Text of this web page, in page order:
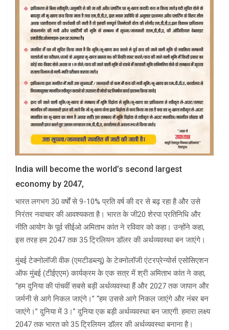
India will become the world’s second largest
economy by 2047,
भारत लगभग 30 वर्षों से 9-10% प्रति वर्ष की दर से बढ़ रहा है और उसे
निरंतर नवाचार की आवश्यकता है। भारत के जी20 शेरपा प्रतिनिधि और
नीति आयोग के पूर्व सीईओ अमिताभ कांत ने रविवार को कहा। उन्होंने कहा,
इस तरह हम 2047 तक 35 ट्रिलियन डॉलर की अर्थव्यवस्था बन जाएंगे।
मुंबई टेक्नोलॉजी वीक (एमटीडब्ल्यू) के टेक्नोलॉजी एंटरप्रेन्योर्स एसोसिएशन
ऑफ मुंबई (टीईएएम) कार्यक्रम के एक सत्र में श्री अमिताभ कांत ने कहा,
“हम दुनिया की पांचवीं सबसे बड़ी अर्थव्यवस्था हैं और 2027 तक जापान और
जर्मनी से आगे निकल जाएंगे।” “हम उससे आगे निकल जाएंगे और नंबर बन
जाएंगे।” दुनिया में 3।” दुनिया एक बड़ी अर्थव्यवस्था बन जाएगी. हमारा लक्ष्य
2047 तक भारत को 35 ट्रिलियन डॉलर की अर्थव्यवस्था बनाना है।